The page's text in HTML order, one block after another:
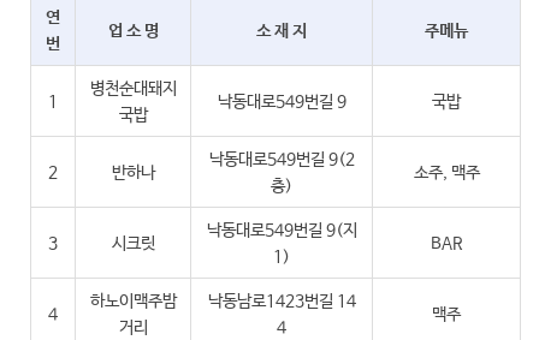
연
번
업 소 명 소 재 지 주메뉴
1
병천순대돼지
국밥
낙동대로549번길 9 국밥
2 반하나
낙동대로549번길 9(2
층)
소주, 맥주
3 시크릿
낙동대로549번길 9(지
1)
BAR
4
하노이맥주밤
거리
낙동남로1423번길 14
4
맥주